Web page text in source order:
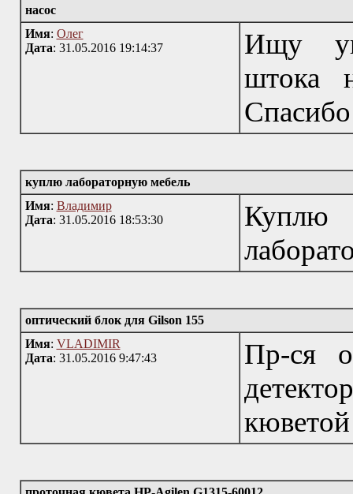
насос
Имя: Олег
Дата: 31.05.2016 19:14:37
Ищу
штока
куплю лабораторную мебель
Имя: Владимир
Дата: 31.05.2016 18:53:30
оптический блок для Gilson 155
Имя: VLADIMIR
Дата: 31.05.2016 9:47:43
Пр-ся